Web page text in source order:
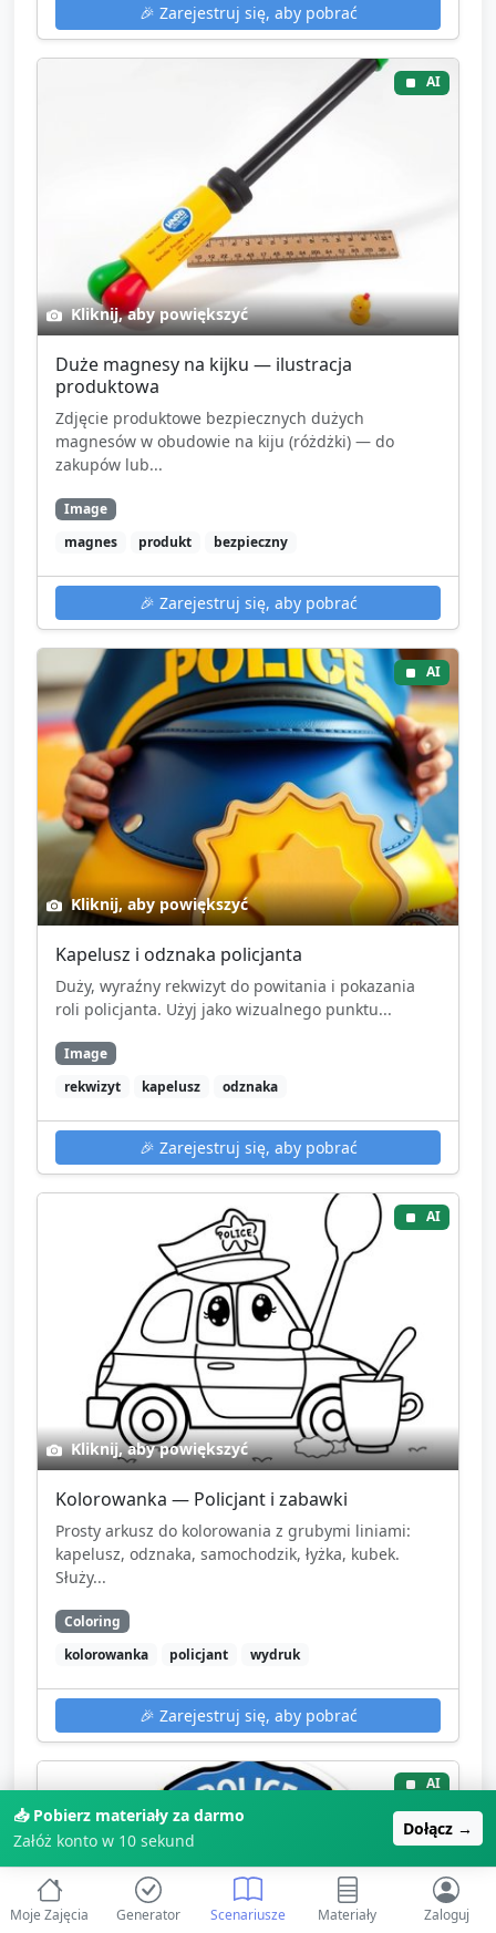
🎉 Zarejestruj się, aby pobrać
AI
Kliknij, aby powiększyć
Duże magnesy na kijku — ilustracja
produktowa
Zdjęcie produktowe bezpiecznych dużych
magnesów w obudowie na kiju (różdżki) — do
zakupów lub...
Image
magnes
produkt bezpieczny
🎉 Zarejestruj się, aby pobrać
AI
Kliknij, aby powiększyć
Kapelusz i odznaka policjanta
Duży, wyraźny rekwizyt do powitania i pokazania
roli policjanta. Użyj jako wizualnego punktu...
Image
rekwizyt
kapelusz odznaka
🎉 Zarejestruj się, aby pobrać
AI
Kliknij, aby powiększyć
Kolorowanka — Policjant i zabawki
Prosty arkusz do kolorowania z grubymi liniami:
kapelusz, odznaka, samochodzik, łyżka, kubek.
Służy...
Coloring
kolorowanka
policjant wydruk
🎉 Zarejestruj się, aby pobrać
AI
📥 Pobierz materiały za darmo
Załóż konto w 10 sekund
Dołącz →
Moje Zajęcia Generator Scenariusze Materiały Zaloguj